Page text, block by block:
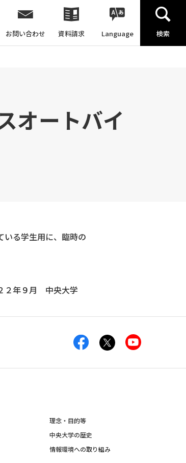
お問い合わせ 資料請求 Language 検索
オートバイ
る学生用に、臨時の
学
理念・目的等
中央大学の歴史
情報環境への取り組み